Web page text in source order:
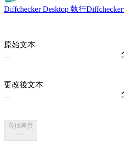
Diffchecker Desktop 執行
原始文本
更改後文本
尋找差異